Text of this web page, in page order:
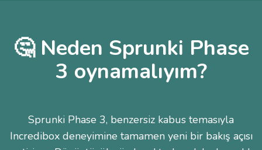
🤔 Neden Sprunki Phase
3 oynamalıyım?
Sprunki Phase 3, benzersiz kabus temasıyla
Incredibox deneyimine tamamen yeni bir bakış açısı